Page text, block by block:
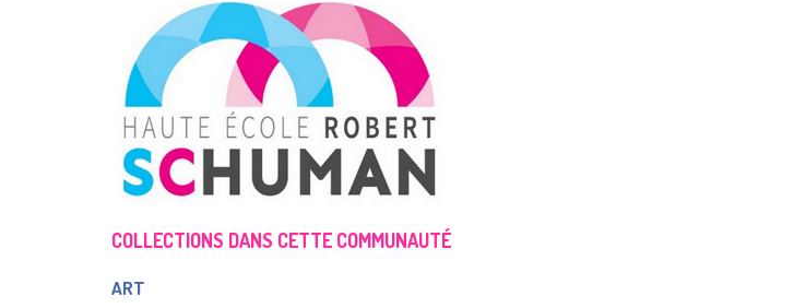
COLLECTIONS DANS CETTE COMMUNAUTÉ
ART